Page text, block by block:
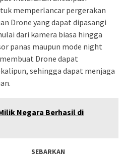
memperlancar pergerakan
Drone yang dapat dipasangi
dari kamera biasa hingga
panas maupun mode night
Drone dapat
sehingga dapat menjaga
Negara Berhasil di
SEBARKAN